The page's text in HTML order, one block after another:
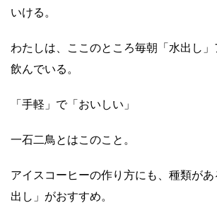
いける。
わたしは、ここのところ毎朝「水出し
飲んでいる。
「手軽」で「おいしい」
一石二鳥とはこのこと。
アイスコーヒーの作り方にも、種類が
出し」がおすすめ。